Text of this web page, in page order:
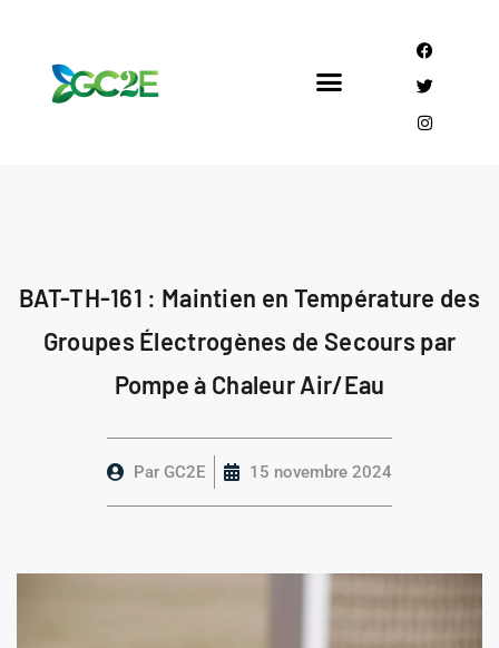
BAT-TH-161 : Maintien en Température des
Groupes Électrogènes de Secours par
Pompe à Chaleur Air/Eau
Par GC2E 15 novembre 2024